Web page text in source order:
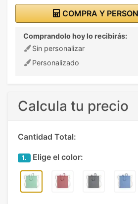
COMPRA Y
Comprandolo hoy lo recibirás:
Sin personalizar
Personalizado
Calcula tu precio
Cantidad Total:
1. Elige el color: